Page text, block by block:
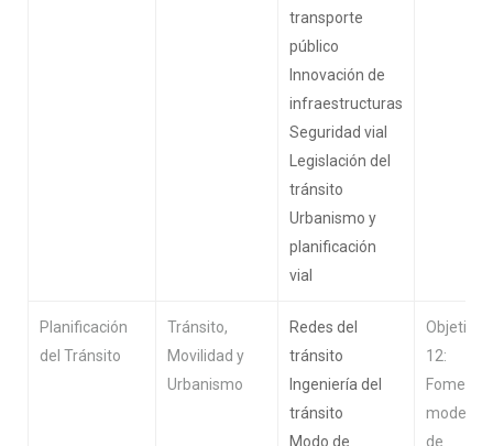
transporte
público
Innovación de
infraestructuras
Seguridad vial
Legislación del
tránsito
Urbanismo y
planificación
vial
Planificación
del Tránsito
Tránsito,
Movilidad y
Urbanismo
Redes del
tránsito
Ingeniería del
tránsito
Modo de
Objetivo
12:
Fomentar
modelos
de